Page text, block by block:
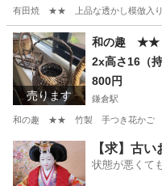
有田焼 ★★ 上品な透かし模倣入り
神奈川 鎌倉市 鎌倉駅
売ります
和の趣 ★★
2x高さ16（
800円
鎌倉駅
和の趣 ★★ 竹製 手つき花かご ★★
神奈川 鎌倉駅
【求】古
状態が悪くて